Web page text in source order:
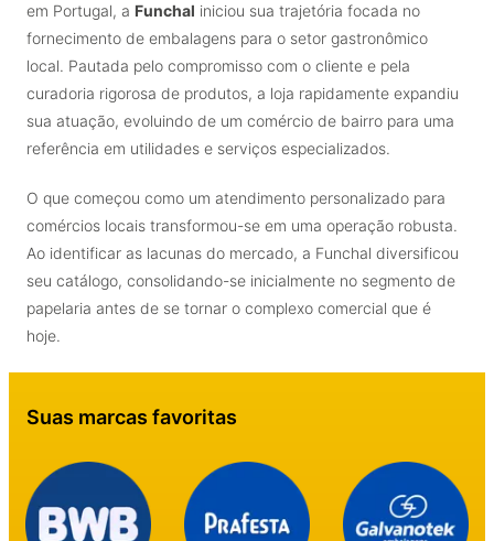
em Portugal, a Funchal iniciou sua trajetória focada no
fornecimento de embalagens para o setor gastronômico
local. Pautada pelo compromisso com o cliente e pela
curadoria rigorosa de produtos, a loja rapidamente expandiu
sua atuação, evoluindo de um comércio de bairro para uma
referência em utilidades e serviços especializados.
O que começou como um atendimento personalizado para
comércios locais transformou-se em uma operação robusta.
Ao identificar as lacunas do mercado, a Funchal diversificou
seu catálogo, consolidando-se inicialmente no segmento de
papelaria antes de se tornar o complexo comercial que é
hoje.
Suas marcas favoritas